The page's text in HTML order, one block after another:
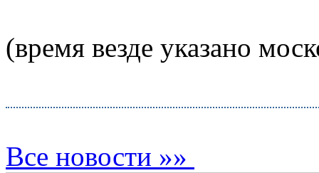
(время везде указано
Все новости »»